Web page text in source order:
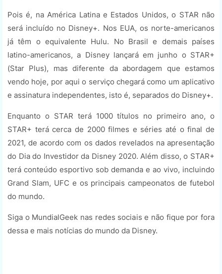
Pois é, na América Latina e Estados Unidos, o STAR não
será incluído no Disney+. Nos EUA, os norte-americanos
já têm o equivalente Hulu. No Brasil e demais países
latino-americanos, a Disney lançará em junho o STAR+
(Star Plus), mas diferente da abordagem que estamos
vendo hoje, por aqui o serviço chegará como um aplicativo
e assinatura independentes, isto é, separados do Disney+.
Enquanto o STAR terá 1000 títulos no primeiro ano, o
STAR+ terá cerca de 2000 filmes e séries até o final de
2021, de acordo com os dados revelados na apresentação
do Dia do Investidor da Disney 2020. Além disso, o STAR+
terá conteúdo esportivo sob demanda e ao vivo, incluindo
Grand Slam, UFC e os principais campeonatos de futebol
do mundo.
Siga o MundialGeek nas redes sociais e não fique por fora
dessa e mais notícias do mundo da Disney.